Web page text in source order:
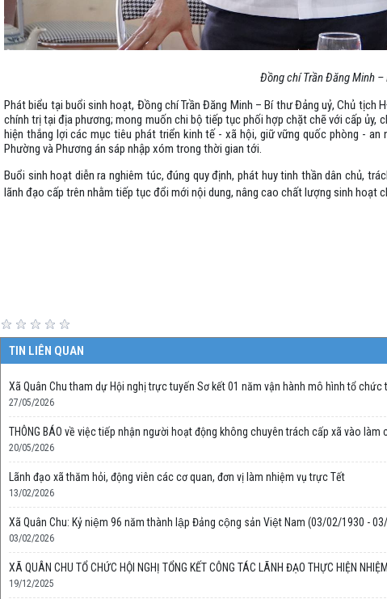
Đồng chí Trần Đăng Minh
Phát biểu tại buổi sinh hoạt, Đồng chí Trần Đăng Minh – Bí thư Đảng uỷ, Chủ
chính trị tại địa phương; mong muốn chi bộ tiếp tục phối hợp chặt chẽ với cấp ủy,
hiện thắng lợi các mục tiêu phát triển kinh tế - xã hội, giữ vững quốc phòng -
Phường và Phương án sáp nhập xóm trong thời gian tới.
Buổi sinh hoạt diễn ra nghiêm túc, đúng quy định, phát huy tinh thần dân chủ,
lãnh đạo cấp trên nhằm tiếp tục đổi mới nội dung, nâng cao chất lượng sinh hoạt
TIN LIÊN QUAN
Xã Quân Chu tham dự Hội nghị trực tuyến Sơ kết 01 năm vận hành mô hình tổ
27/05/2026
THÔNG BÁO về việc tiếp nhận người hoạt động không chuyên trách cấp xã vào
20/05/2026
Lãnh đạo xã thăm hỏi, động viên các cơ quan, đơn vị làm nhiệm vụ trực Tết
13/02/2026
Xã Quân Chu: Kỷ niệm 96 năm thành lập Đảng cộng sản Việt Nam (03/02/1930 -
03/02/2026
XÃ QUÂN CHU TỔ CHỨC HỘI NGHỊ TỔNG KẾT CÔNG TÁC LÃNH ĐẠO THỰC HIỆN
19/12/2025